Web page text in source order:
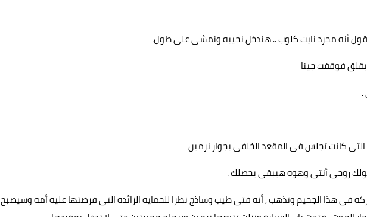
أنه مجرد نايت كلوب .. هندخل نجيبه ونمشى على طول.
فوقفت جينا
.
التى كانت تجلس فى المقعد الخلفى بجوار نرمين
روحى أنتى وهوه هيبقى يحصلك .
فى هذا الجحيم وتذهب , أنه فتى طيب وساذج نظرا للحمايه الزائده التى فرضتها عليه أمه وسيصبح